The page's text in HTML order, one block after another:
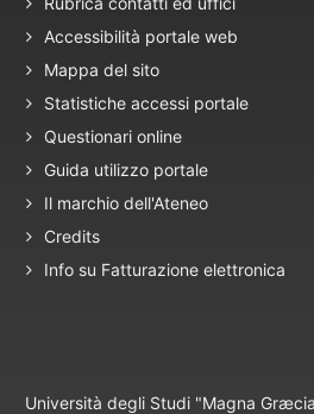
Accessibilità portale web
Mappa del sito
Statistiche accessi portale
Questionari online
Guida utilizzo portale
Il marchio dell'Ateneo
Credits
Info su Fatturazione elettronica
Università degli Studi "Magna